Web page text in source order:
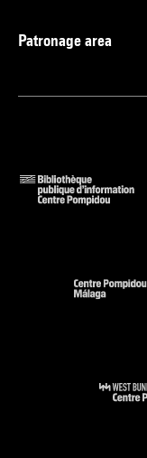
Patronage area